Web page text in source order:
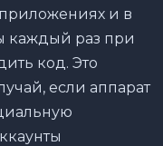
и в
каждый раз при
код. Это
если аппарат